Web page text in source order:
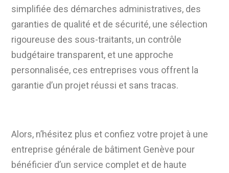
simplifiée des démarches administratives, des
garanties de qualité et de sécurité, une sélection
rigoureuse des sous-traitants, un contrôle
budgétaire transparent, et une approche
personnalisée, ces entreprises vous offrent la
garantie d’un projet réussi et sans tracas.
Alors, n’hésitez plus et confiez votre projet à une
entreprise générale de bâtiment Genève pour
bénéficier d’un service complet et de haute